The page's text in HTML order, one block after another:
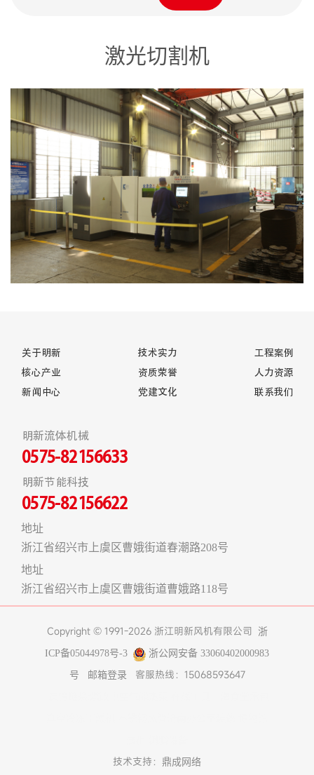
激光切割机
关于明新
核心产业
新闻中心
技术实力
资质荣誉
党建文化
工程案例
人力资源
联系我们
明新流体机械
0575-82156633
明新节能科技
0575-82156622
地址
浙江省绍兴市上虞区曹娥街道春潮路208号
地址
浙江省绍兴市上虞区曹娥街道曹娥路118号
Copyright © 1991-2026 浙江明新风机有限公司 浙
ICP备05044978号-3 浙公网安备 33060402000983
号 邮箱登录
客服热线：15068593647
技术支持： 鼎成网络